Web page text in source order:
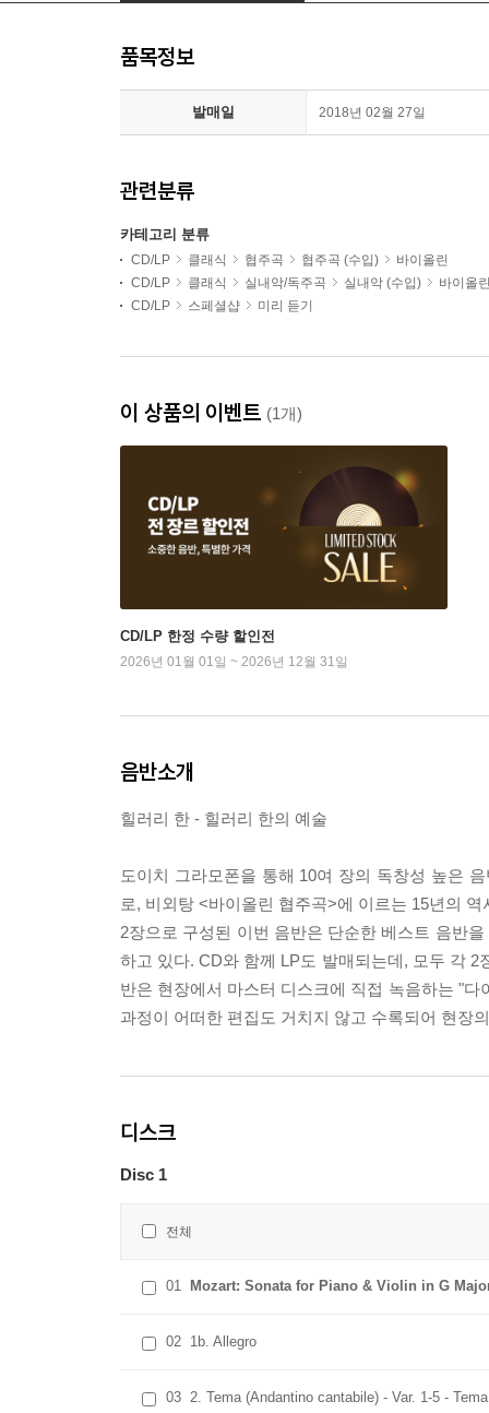
품목정보
발매일 2018년 02월 27일
관련분류
카테고리 분류
CD/LP 클래식 협주곡 협주곡 (수입)
바이올린
CD/LP
클래식 실내악/독주곡 실내악 (수입)
바이올
CD/LP
스페셜샵 미리 듣기
이 상품의 이벤트 (1개)
CD/LP 한정 수량 할인전
2026년 01월 01일 ~ 2026년 12월 31일
음반소개
힐러리 한 - 힐러리 한의 예술
도이치 그라모폰을 통해 10여 장의 독창성 높은
로, 비외탕 <바이올린 협주곡>에 이르는 15년의
2장으로 구성된 이번 음반은 단순한 베스트 음반
하고 있다. CD와 함께 LP도 발매되는데, 모두 각
반은 현장에서 마스터 디스크에 직접 녹음하는 "
과정이 어떠한 편집도 거치지 않고 수록되어 현장
디스크
Disc 1
전체
01 Mozart: Sonata for Piano & Violin in G
02 1b. Allegro
03 2. Tema (Andantino cantabile) - Var. 1-5 -